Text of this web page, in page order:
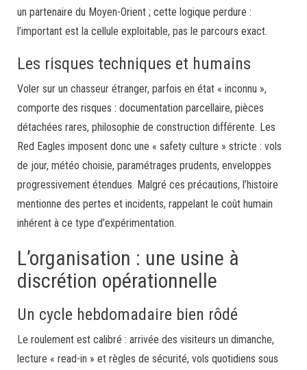
un partenaire du Moyen-Orient ; cette logique perdure :
l’important est la cellule exploitable, pas le parcours exact.
Les risques techniques et humains
Voler sur un chasseur étranger, parfois en état « inconnu »,
comporte des risques : documentation parcellaire, pièces
détachées rares, philosophie de construction différente. Les
Red Eagles imposent donc une « safety culture » stricte : vols
de jour, météo choisie, paramétrages prudents, enveloppes
progressivement étendues. Malgré ces précautions, l’histoire
mentionne des pertes et incidents, rappelant le coût humain
inhérent à ce type d’expérimentation.
L’organisation : une usine à
discrétion opérationnelle
Un cycle hebdomadaire bien rôdé
Le roulement est calibré : arrivée des visiteurs un dimanche,
lecture « read-in » et règles de sécurité, vols quotidiens sous